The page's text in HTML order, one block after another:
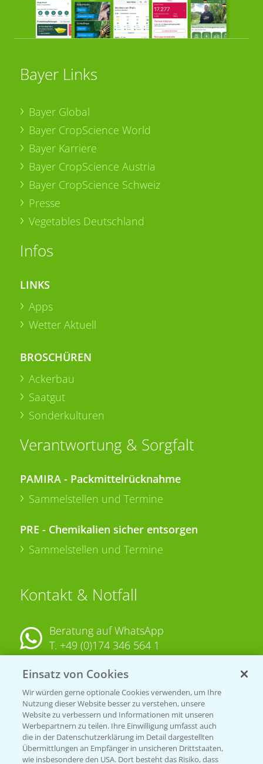
Bayer Links
Bayer Global
Bayer CropScience World
Bayer Karriere
Bayer CropScience Austria
Bayer CropScience Schweiz
Presse
Vegetables Deutschland
Infos
LINKS
Apps
Wetter Aktuell
BROSCHÜREN
Ackerbau
Saatgut
Sonderkulturen
Verantwortung & Sorgfalt
PAMIRA - Packmittelrücknahme
Sammelstellen und Termine
PRE - Chemikalien sicher entsorgen
Sammelstellen und Termine
Kontakt & Notfall
Beratung auf WhatsApp
T. +49 (0)174 346 564 1
KONTAKT
Hilfe in Notfällen
T.+49 (0)214/30-20220
Einsatz von Cookies
Wir würden gerne optionale Cookies verwenden, um Ihre
Nutzung dieser Website besser zu verstehen, unsere
Website zu verbessern und Informationen mit unseren
Werbepartnern zu teilen. Ihre Einwilligung umfasst auch
die in der Datenschutzerklärung im Detail dargestellten
Übermittlungen an Empfänger in unsicheren Drittstaaten,
wie insbesondere den USA. Dort besteht das Risiko, dass